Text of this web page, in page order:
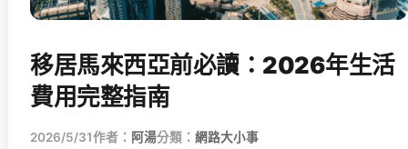
移居馬來西亞前必讀：2026年生活
費用完整指南
2026/5/31作者： 阿湯分類： 網路大小事